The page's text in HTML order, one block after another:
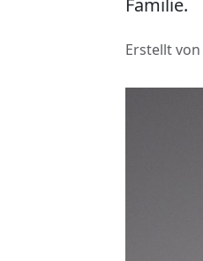
Familie.
Erstellt von